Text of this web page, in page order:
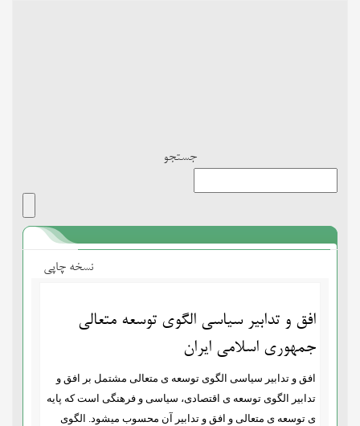
جستجو
نسخه چاپی
افق و تدابیر سیاسی الگوی توسعه متعالی
جمهوری اسلامی ایران
افق و تدابیر سیاسی الگوی توسعه ی متعالی مشتمل بر افق و
تدابیر الگوی توسعه ی اقتصادی، سیاسی و فرهنگی است که پایه
ی توسعه ی متعالی و افق و تدابیر آن محسوب میشود. الگوی